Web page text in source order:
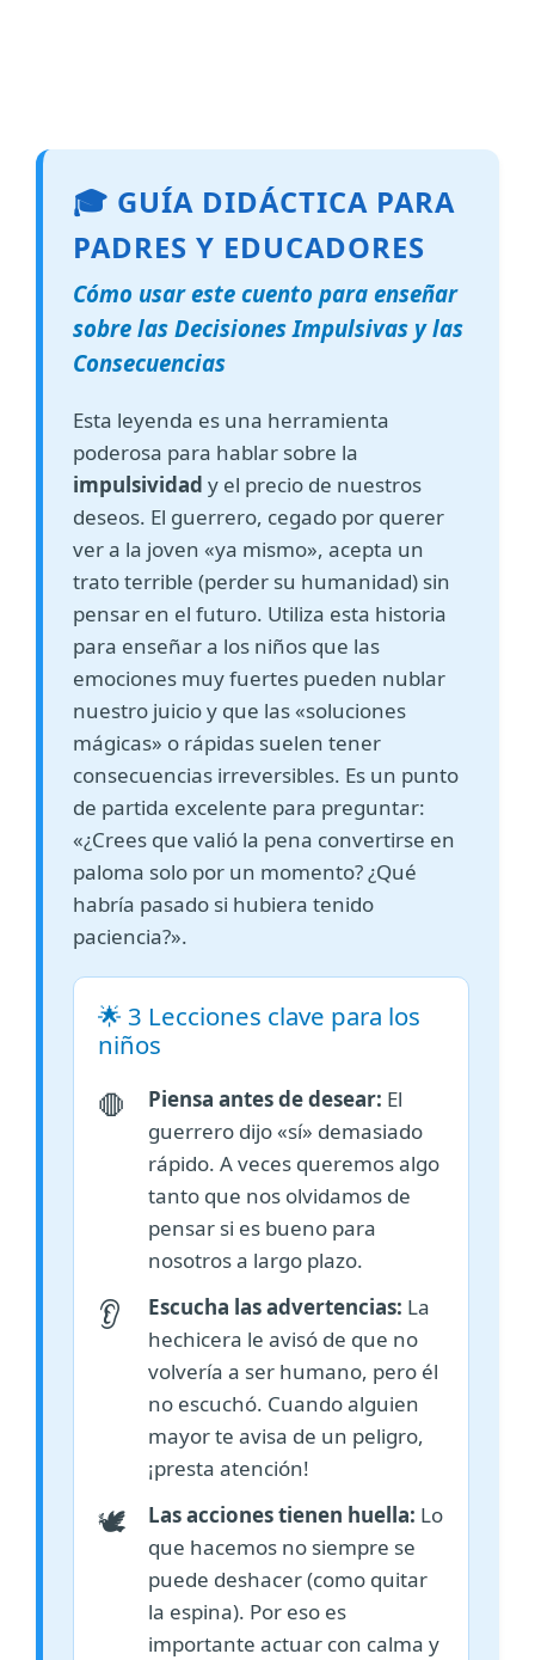
🎓 GUÍA DIDÁCTICA PARA
PADRES Y EDUCADORES
Cómo usar este cuento para enseñar
sobre las Decisiones Impulsivas y las
Consecuencias
Esta leyenda es una herramienta
poderosa para hablar sobre la
impulsividad y el precio de nuestros
deseos. El guerrero, cegado por querer
ver a la joven «ya mismo», acepta un
trato terrible (perder su humanidad) sin
pensar en el futuro. Utiliza esta historia
para enseñar a los niños que las
emociones muy fuertes pueden nublar
nuestro juicio y que las «soluciones
mágicas» o rápidas suelen tener
consecuencias irreversibles. Es un punto
de partida excelente para preguntar:
«¿Crees que valió la pena convertirse en
paloma solo por un momento? ¿Qué
habría pasado si hubiera tenido
paciencia?».
🌟 3 Lecciones clave para los
niños
🛑 Piensa antes de desear: El
guerrero dijo «sí» demasiado
rápido. A veces queremos algo
tanto que nos olvidamos de
pensar si es bueno para
nosotros a largo plazo.
👂 Escucha las advertencias: La
hechicera le avisó de que no
volvería a ser humano, pero él
no escuchó. Cuando alguien
mayor te avisa de un peligro,
¡presta atención!
🕊️ Las acciones tienen huella: Lo
que hacemos no siempre se
puede deshacer (como quitar
la espina). Por eso es
importante actuar con calma y